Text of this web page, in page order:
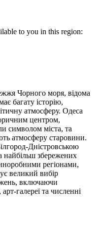
to you in this region:
Чорного моря, відома
багату історію,
атмосферу. Одеса
центром,
символом міста, та
атмосферу старовини.
Дністровською
найбільш збережених
регіонами,
великий вибір
включаючи
галереї та численні